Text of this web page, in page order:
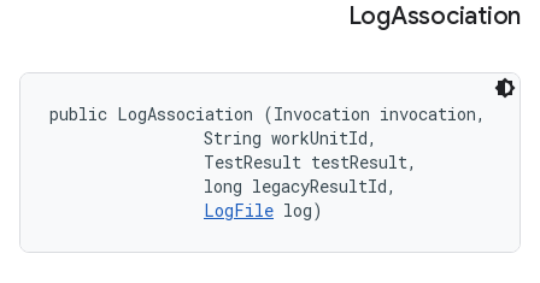
LogAssociation
public LogAssociation (Invocation invocation,
                String workUnitId,
                TestResult testResult,
                long legacyResultId,
LogFile log)